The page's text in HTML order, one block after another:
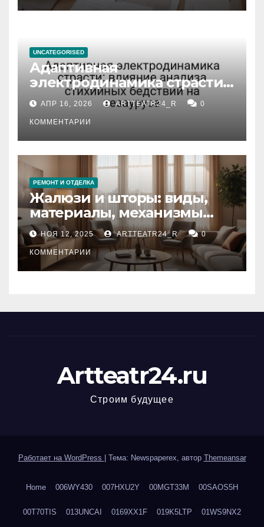
UNCATEGORISED
Адаптивная
электродинамика страсти:
влияние анализа
стихийных бедствий на
тезауруса
АПР 16, 2026 ARTTEATR24_R 0
КОММЕНТАРИИ
РЕМОНТ И ОТДЕЛКА
Жалюзи и шторы: виды,
материалы, механизмы
управления и уход
НОЯ 12, 2025 ARTTEATR24_R 0
КОММЕНТАРИИ
Artteatr24.ru
Строим будущее
Работает на WordPress Тема: Newspaperex, автор Themeansar
Home 006WY430 007HXU2Y 00MGT33M 00SAOS5H
00T70TIS 013UNCAI 0169XX1F 019K5LTP 01WS9NX2